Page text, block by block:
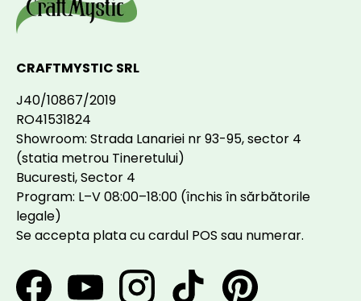
CRAFTMYSTIC SRL
J40/10867/2019
RO41531824
Showroom: Strada Lanariei nr 93-95, sector 4
(statia metrou Tineretului)
Bucuresti, Sector 4
Program: L–V 08:00–18:00 (închis în sărbătorile
legale)
Se accepta plata cu cardul POS sau numerar.
FacebookYouTubeInstagramTikTok Pinterest